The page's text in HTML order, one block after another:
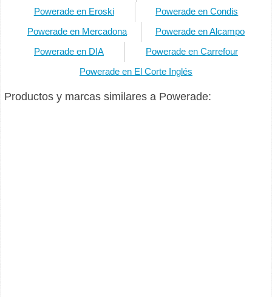
Powerade en Eroski Powerade en Condis
Powerade en Mercadona Powerade en Alcampo
Powerade en DIA Powerade en Carrefour
Powerade en El Corte Inglés
Productos y marcas similares a Powerade: